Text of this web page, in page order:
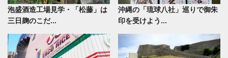
泡盛酒造工場見学・「松藤」は
三日麹のこだ...
沖縄の「琉球八社」巡りで御朱
印を受けよう...